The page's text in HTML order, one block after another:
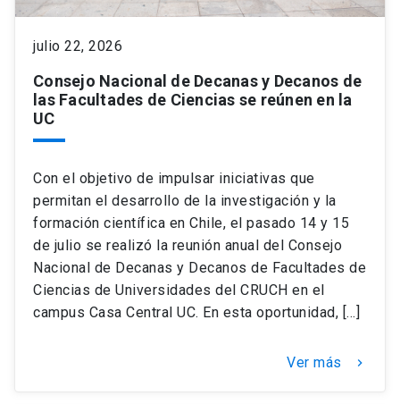
Académicos
Consejo de Facultad
Documentos FCB
Dirección Investigación
Grupos de Investigación
FCB en el Territorio
Redes Internacionales
Estudiantes
Pregrado
Centro de Estudiantes
Publicaciones
julio 22, 2026
Consejo Nacional de Decanas y Decanos de
las Facultades de Ciencias se reúnen en la
UC
Con el objetivo de impulsar iniciativas que
permitan el desarrollo de la investigación y la
formación científica en Chile, el pasado 14 y 15
de julio se realizó la reunión anual del Consejo
Nacional de Decanas y Decanos de Facultades de
Ciencias de Universidades del CRUCH en el
campus Casa Central UC. En esta oportunidad, […]
Ver más keyboard_arrow_right